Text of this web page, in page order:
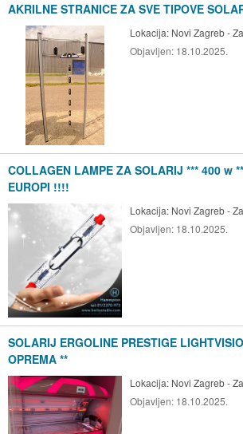
AKRILNE STRANICE ZA SVE TIPOVE
Lokacija: Novi Zagreb -
Objavljen: 18.10.2025.
COLLAGEN LAMPE ZA SOLARIJ *** 400 w
EUROPI !!!!
Lokacija: Novi Zagreb -
Objavljen: 18.10.2025.
SOLARIJ ERGOLINE PRESTIGE
OPREMA **
Lokacija: Novi Zagreb -
Objavljen: 18.10.2025.